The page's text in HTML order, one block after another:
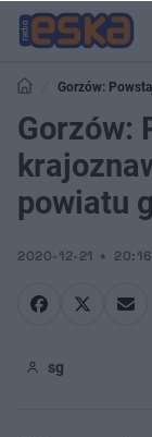
Gorzów:
gorzowskiego
Gorzów:
powiatu
2020-12-21 20:16
sg